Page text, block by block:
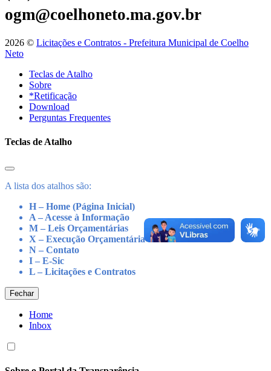
ogm@coelhoneto.ma.gov.br
2026 © Licitações e Contratos - Prefeitura Municipal de Coelho
Neto
Teclas de Atalho
Sobre
*Retificação
Download
Perguntas Frequentes
Teclas de Atalho
A lista dos atalhos são:
H – Home (Página Inicial)
A – Acesse à Informação
M – Leis Orçamentárias
X – Execução Orçamentária
N – Contato
I – E-Sic
L – Licitações e Contratos
Fechar
Home
Inbox